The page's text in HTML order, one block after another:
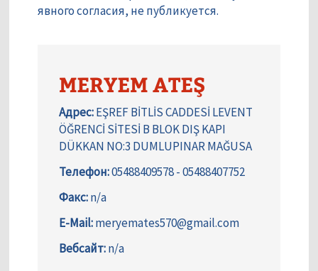
явного согласия, не публикуется.
MERYEM ATEŞ
Адрес:EŞREF BİTLİS CADDESİ LEVENT
ÖĞRENCİ SİTESİ B BLOK DIŞ KAPI
DÜKKAN NO:3 DUMLUPINAR MAĞUSA
Телефон:05488409578 - 05488407752
Факс:n/a
E-Mail:meryemates570@gmail.com
Вебсайт:n/a